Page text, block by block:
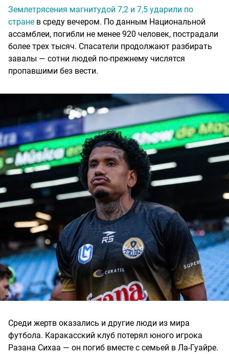
Землетрясения магнитудой 7,2 и 7,5 ударили по
стране в среду вечером. По данным Национальной
ассамблеи, погибли не менее 920 человек, пострадали
более трех тысяч. Спасатели продолжают разбирать
завалы — сотни людей по-прежнему числятся
пропавшими без вести.
Среди жертв оказались и другие люди из мира
футбола. Каракасский клуб потерял юного игрока
Разана Сихаа — он погиб вместе с семьей в Ла-Гуайре.